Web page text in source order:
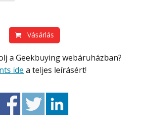
Vásárlás
a Geekbuying webáruházban?
ide a teljes leírásért!